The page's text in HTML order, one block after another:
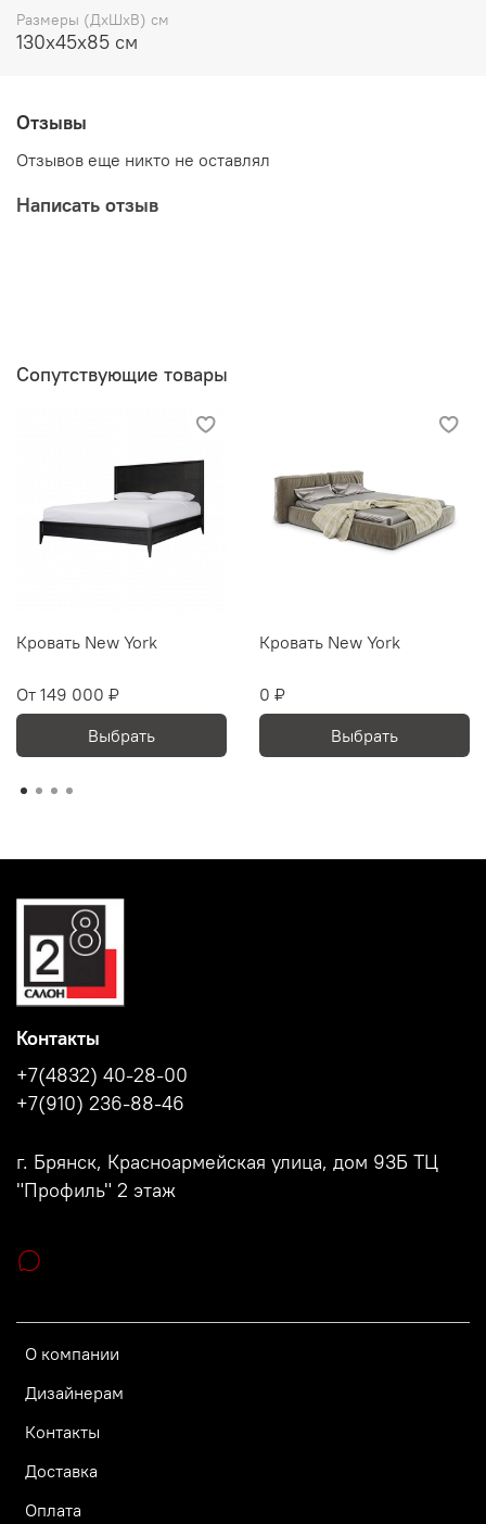
Размеры (ДхШхВ) см
130х45х85 см
Отзывы
Отзывов еще никто не оставлял
Написать отзыв
Сопутствующие товары
Кровать New York
От 149 000 ₽
Выбрать
Кровать New York
0 ₽
Выбрать
О компании
Дизайнерам
Контакты
Доставка
Оплата
Контакты
+7(4832) 40-28-00
+7(910) 236-88-46
г. Брянск, Красноармейская улица, дом 93Б ТЦ
"Профиль" 2 этаж